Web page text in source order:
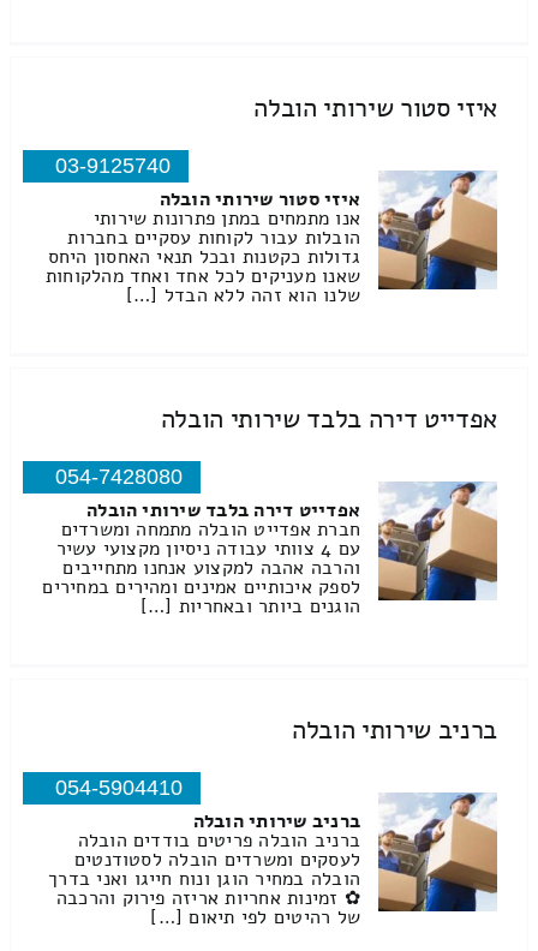
איזי סטור שירותי הובלה
03-9125740
איזי סטור שירותי הובלה
אנו מתמחים במתן פתרונות שירותי
הובלות עבור לקוחות עסקיים בחברות
גדולות כקטנות ובכל תנאי האחסון היחס
שאנו מעניקים לכל אחד ואחד מהלקוחות
שלנו הוא זהה ללא הבדל […]
אפדייט דירה בלבד שירותי הובלה
054-7428080
אפדייט דירה בלבד שירותי הובלה
חברת אפדייט הובלה מתמחה ומשרדים
עם 4 צוותי עבודה ניסיון מקצועי עשיר
והרבה אהבה למקצוע אנחנו מתחייבים
לספק איכותיים אמינים ומהירים במחירים
הוגנים ביותר ובאחריות […]
ברניב שירותי הובלה
054-5904410
ברניב שירותי הובלה
ברניב הובלה פריטים בודדים הובלה
לעסקים ומשרדים הובלה לסטודנטים
הובלה במחיר הוגן ונוח חייגו ואני בדרך
✿ זמינות אחריות אריזה פירוק והרכבה
של רהיטים לפי תיאום […]